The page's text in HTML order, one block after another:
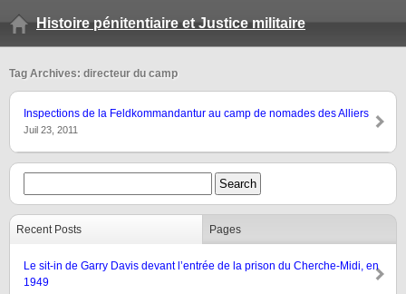
Histoire pénitentiaire et Justice militaire
Tag Archives: directeur du camp
Inspections de la Feldkommandantur au camp de nomades des Alliers
Juil 23, 2011
Recent Posts Pages
Le sit-in de Garry Davis devant l’entrée de la prison du Cherche-Midi, en
1949